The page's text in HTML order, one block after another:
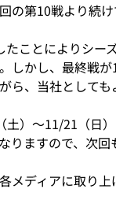
の第10戦より続
たことによりシー
しかし、最終戦
ら、当社としても
土）～11/21（日
りますので、次
メディアに取り上